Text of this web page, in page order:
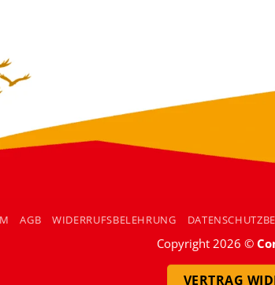
AGB WIDERRUFSBELEHRUNG
Copyright 2026 ©
VERTRAG